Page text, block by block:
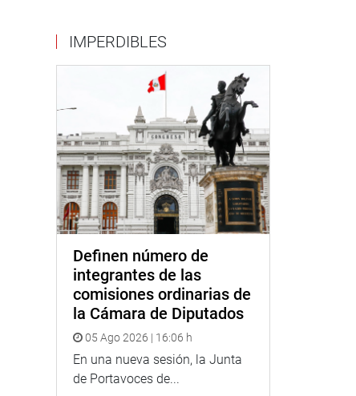
IMPERDIBLES
Definen número de
integrantes de las
comisiones ordinarias de
la Cámara de Diputados
05 Ago 2026 | 16:06 h
En una nueva sesión, la Junta
de Portavoces de...